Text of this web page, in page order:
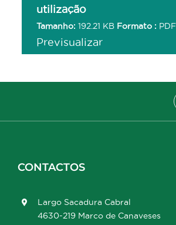
utilização
Tamanho: 192.21 KB Formato : PDF
Previsualizar
CONTACTOS
Largo Sacadura Cabral
4630-219 Marco de Canaveses